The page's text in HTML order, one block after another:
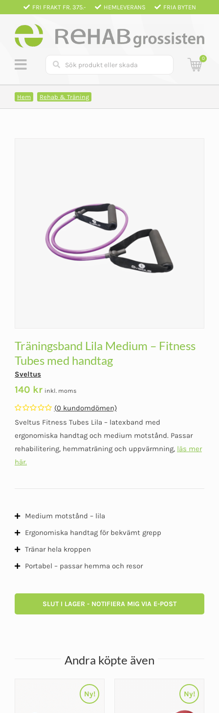
Fortsätt
innehållet
FRI FRAKT FR. 375.- HEMLEVERANS FRIA BYTEN
0
Hem Rehab & Träning
Träningsband Lila Medium – Fitness
Tubes med handtag
Sveltus
140 kr inkl. moms
Betygsatt
0
av
(0kundomdömen)
Sveltus Fitness Tubes Lila – latexband med
ergonomiska handtag och medium motstånd. Passar
rehabilitering, hemmaträning och uppvärmning, läs mer
här.
Medium motstånd – lila
Ergonomiska handtag för bekvämt grepp
Tränar hela kroppen
Portabel – passar hemma och resor
SLUT I LAGER - NOTIFIERA MIG VIA E-POST
Andra köpte även
Ny! Ny!